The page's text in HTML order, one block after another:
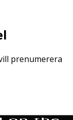
prenumerera